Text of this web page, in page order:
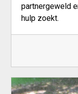
partnergeweld
hulp zoekt.